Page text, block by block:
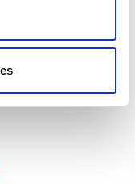
a její